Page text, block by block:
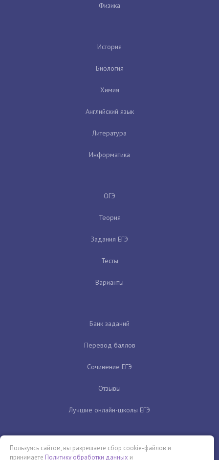
Физика
История
Биология
Химия
Английский язык
Литература
Информатика
ОГЭ
Теория
Задания ЕГЭ
Тесты
Варианты
Банк заданий
Перевод баллов
Сочинение ЕГЭ
Отзывы
Лучшие онлайн-школы ЕГЭ
Пользуясь сайтом, вы разрешаете сбор cookie-файлов и
принимаете Политику обработки данных и